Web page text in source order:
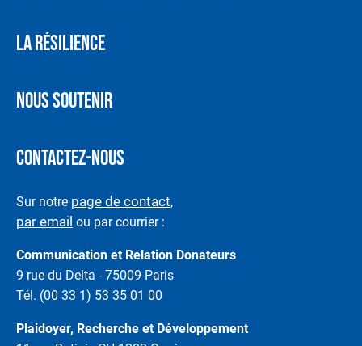
LA RÉSILIENCE
NOUS SOUTENIR
CONTACTEZ-NOUS
Sur notre page de contact,
par email ou par courrier :
Communication et Relation Donateurs
9 rue du Delta - 75009 Paris
Tél. (00 33 1) 53 35 01 00
Plaidoyer, Recherche et Développement